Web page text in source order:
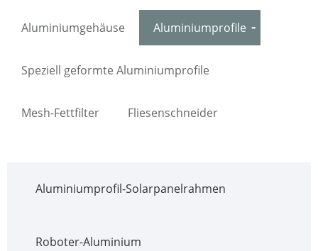
Aluminiumgehäuse Aluminiumprofile
Speziell geformte Aluminiumprofile
Mesh-Fettfilter Fliesenschneider
Aluminiumprofil-Solarpanelrahmen
Roboter-Aluminium